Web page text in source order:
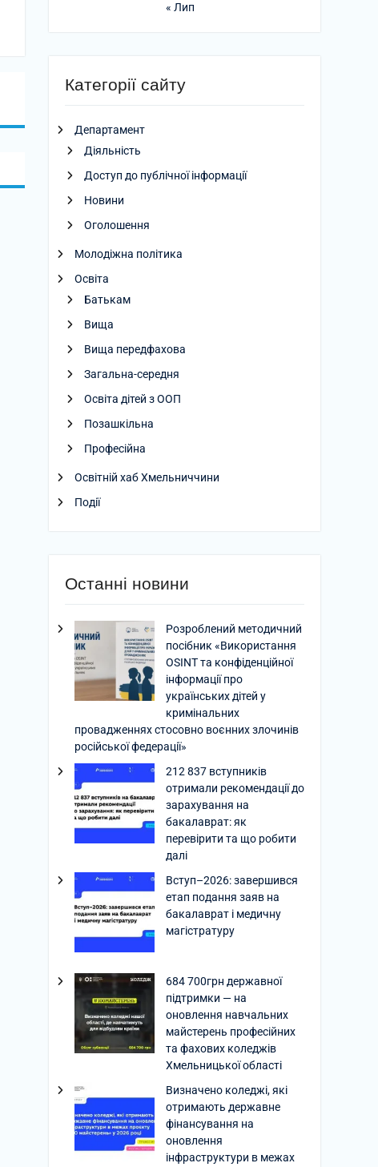
« Лип
Категорії сайту
Департамент
Діяльність
Доступ до публічної інформації
Новини
Оголошення
Молодіжна політика
Освіта
Батькам
Вища
Вища передфахова
Загальна-середня
Освіта дітей з ООП
Позашкільна
Професійна
Освітній хаб Хмельниччини
Події
Останні новини
Розроблений методичний
посібник «Використання
OSINT та конфіденційної
інформації про
українських дітей у
кримінальних
провадженнях стосовно воєнних злочинів
російської федерації»
212 837 вступників
отримали рекомендації до
зарахування на
бакалаврат: як
перевірити та що робити
далі
Вступ–2026: завершився
етап подання заяв на
бакалаврат і медичну
магістратуру
684 700грн державної
підтримки — на
оновлення навчальних
майстерень професійних
та фахових коледжів
Хмельницької області
Визначено коледжі, які
отримають державне
фінансування на
оновлення
інфраструктури в межах